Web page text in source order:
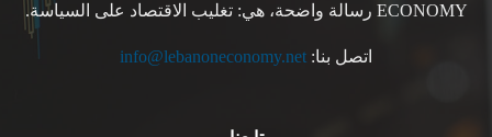
ECONOMY رسالة واضحة، هي: تغليب الاقتصاد على السياسة.
اتصل بنا: info@lebanoneconomy.net